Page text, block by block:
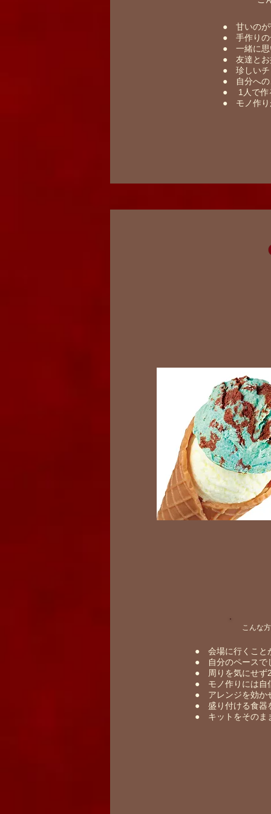
​● 甘いのが
​● 手作りの
​●​ 一緒に思
​● ​友達とお
​● ​珍しいチ
​● ​自分への
​●
1人で作
​● モノ作
こんな
​● 会場に行くこと
​● 自分のペースで
​● ​周りを気にせず
​● ​モノ作りには自
​● ​アレンジを効か
​● ​盛り付ける食器
​● ​キットをそのま